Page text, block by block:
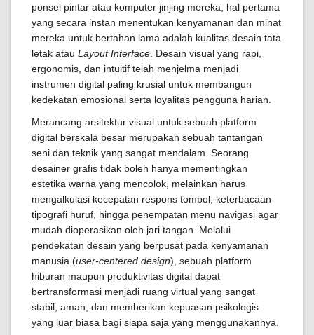
ponsel pintar atau komputer jinjing mereka, hal pertama
yang secara instan menentukan kenyamanan dan minat
mereka untuk bertahan lama adalah kualitas desain tata
letak atau Layout Interface . Desain visual yang rapi,
ergonomis, dan intuitif telah menjelma menjadi
instrumen digital paling krusial untuk membangun
kedekatan emosional serta loyalitas pengguna harian.
Merancang arsitektur visual untuk sebuah platform
digital berskala besar merupakan sebuah tantangan
seni dan teknik yang sangat mendalam. Seorang
desainer grafis tidak boleh hanya mementingkan
estetika warna yang mencolok, melainkan harus
mengalkulasi kecepatan respons tombol, keterbacaan
tipografi huruf, hingga penempatan menu navigasi agar
mudah dioperasikan oleh jari tangan. Melalui
pendekatan desain yang berpusat pada kenyamanan
manusia (user-centered design), sebuah platform
hiburan maupun produktivitas digital dapat
bertransformasi menjadi ruang virtual yang sangat
stabil, aman, dan memberikan kepuasan psikologis
yang luar biasa bagi siapa saja yang menggunakannya.